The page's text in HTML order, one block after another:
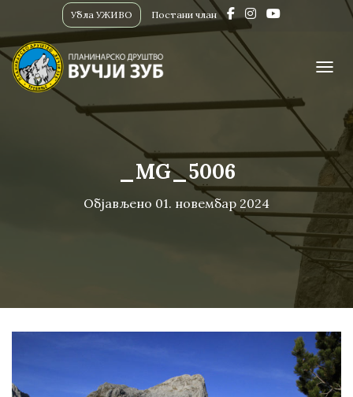
Убла УЖИВО Постани члан
_MG_5006
Објављено 01. новембар 2024